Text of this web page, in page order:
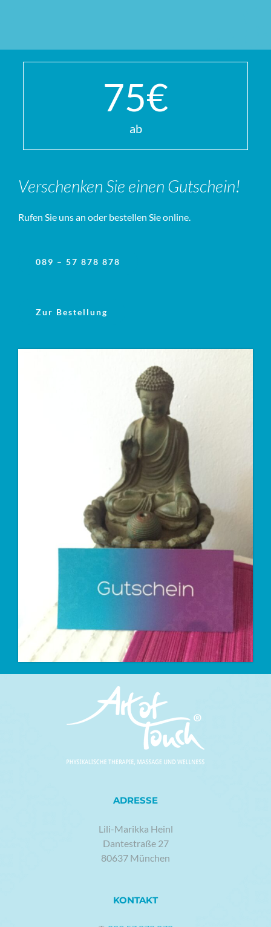
75€
ab
Verschenken Sie einen Gutschein!
Rufen Sie uns an oder bestellen Sie online.
089 – 57 878 878
Zur Bestellung
ADRESSE
Lili-Marikka Heinl
Dantestraße 27
80637 München
KONTAKT